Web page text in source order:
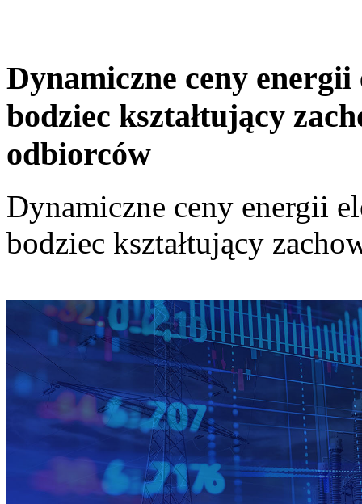
Dynamiczne ceny
bodziec kształtujący
odbiorców
Dynamiczne ceny energii
bodziec kształtujący